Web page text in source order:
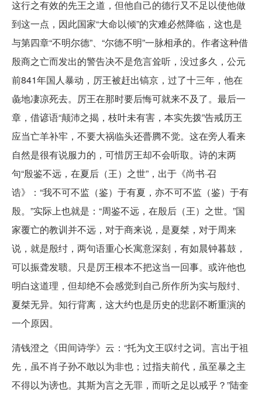
这行之有效的先王之道，但他自己的德行又不足以使他做
到这一点，因此国家“大命以倾”的灾难必然降临，这也是
与第四章“不明尔德”、“尔德不明”一脉相承的。作者这种借
殷商之亡而发出的警告决不是危言耸听，没过多久，公元
前841年国人暴动，厉王被赶出镐京，过了十三年，他在
彘地凄凉死去。厉王在那时要后悔可就来不及了。最后一
章，借谚语“颠沛之揭，枝叶未有害，本实先拨”告戒历王
应当亡羊补牢，不要大祸临头还瞢腾不觉。这在旁人看来
自然是很有说服力的，可惜厉王却不会听取。诗的末两
句“殷鉴不远，在夏后（王）之世”，出于《尚书·召
诰》：“我不可不监（鉴）于有夏，亦不可不监（鉴）于有
殷。”实际上也就是：“周鉴不远，在殷后（王）之世。”国
家覆亡的教训并不远，对于商来说，是夏桀，对于周来
说，就是殷纣，两句语重心长寓意深刻，有如晨钟暮鼓，
可以振聋发聩。只是厉王根本不把这当一回事。或许他也
明白这道理，但却绝不会感觉到自己所作所为实与殷纣、
夏桀无异。知行背离，这大约也是历史的悲剧不断重演的
一个原因。
清钱澄之《田间诗学》云：“托为文王叹纣之词。言出于祖
先，虽不肖子孙不敢以为非也；过指夫前代，虽至暴之主
不得以为谤也。其斯为言之无罪，而听之足以戒乎？”陆奎